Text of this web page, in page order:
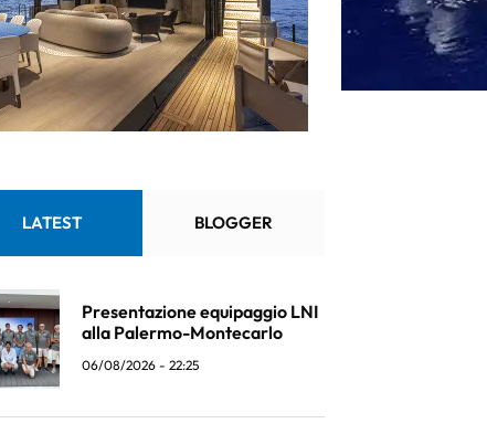
LATEST BLOGGER
Presentazione equipaggio LNI
alla Palermo-Montecarlo
06/08/2026 - 22:25